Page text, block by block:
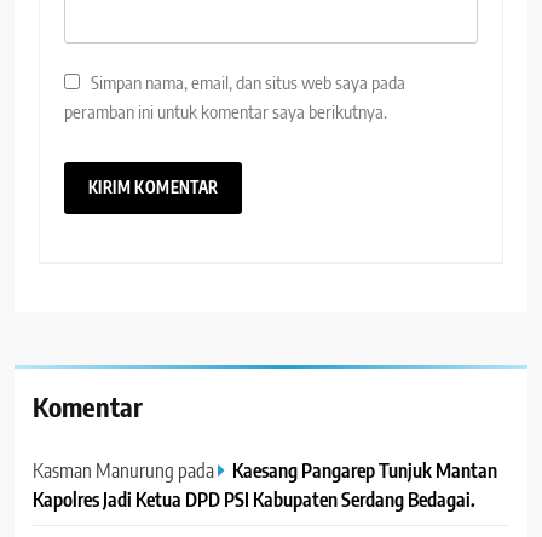
Simpan nama, email, dan situs web saya pada
peramban ini untuk komentar saya berikutnya.
Komentar
Kasman Manurung pada
Kaesang Pangarep Tunjuk Mantan
Kapolres Jadi Ketua DPD PSI Kabupaten Serdang Bedagai. ‎ ‎